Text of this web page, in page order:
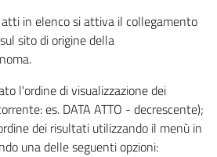
in elenco si attiva il collegamento
sito di origine della
l'ordine di visualizzazione dei
es. DATA ATTO - decrescente);
dei risultati utilizzando il menù in
una delle seguenti opzioni: